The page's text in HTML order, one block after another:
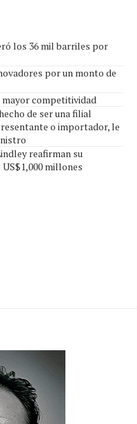
los 36 mil barriles por
por un monto de
competitividad
de ser una filial
o importador, le
reafirman su
millones